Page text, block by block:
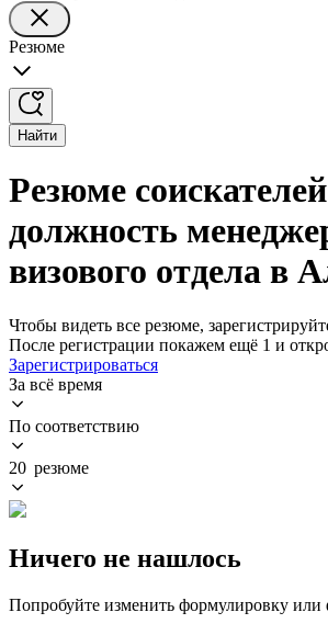
Резюме
Найти
Резюме
должность
визового отдела в
Чтобы видеть все резюме,
После регистрации покажем ещё 1 и
Зарегистрироваться
За всё время
По соответствию
20 резюме
Ничего не нашлось
Попробуйте изменить формулировку или